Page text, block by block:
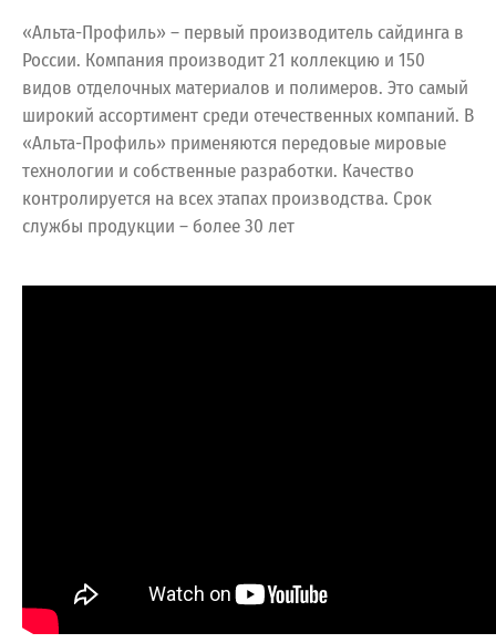
«Альта-Профиль» – первый производитель сайдинга в
России. Компания производит 21 коллекцию и 150
видов отделочных материалов и полимеров. Это самый
широкий ассортимент среди отечественных компаний. В
«Альта-Профиль» применяются передовые мировые
технологии и собственные разработки. Качество
контролируется на всех этапах производства. Срок
службы продукции – более 30 лет